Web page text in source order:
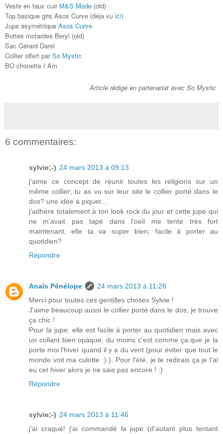
Veste en faux cuir M&S Mode (old)
Top basique gris Asos Curve (déja vu ici)
Jupe asymétrique Asos Curve
Bottes motardes Beryl (old)
Sac Gérard Darel
Collier offert parSo Mystic
BO chouette I Am
Article rédigé en partenariat avec So Mystic
6 commentaires:
sylvie;-) 24 mars 2013 à 09:13
j'aime ce concept de réunir toutes les religions sur un
même collier; tu as vu sur leur site le collier porté dans le
dos? une idée à piquer...
j'adhère totalement à ton look rock du jour et cette jupe qui
ne m'avait pas tapé dans l'oeil me tente très fort
maintenant, elle ta va super bien; facile à porter au
quotidien?
Répondre
Anaïs Pénélope
24 mars 2013 à 11:28
Merci pour toutes ces gentilles choses Sylvie !
J'aime beaucoup aussi le collier porté dans le dos, je trouve
ça chic !
Pour la jupe, elle est facile à porter au quotidien mais avec
un collant bien opaque, du moins c'est comme ça que je la
porte moi l'hiver quand il y a du vent (pour éviter que tout le
monde voit ma culotte :) ). Pour l'été, je te redirais ça je l'ai
eu cet hiver alors je ne sais pas encore ! :)
Répondre
sylvie;-) 24 mars 2013 à 11:46
j'ai craqué! j'ai commandé la jupe (d'autant plus tentant